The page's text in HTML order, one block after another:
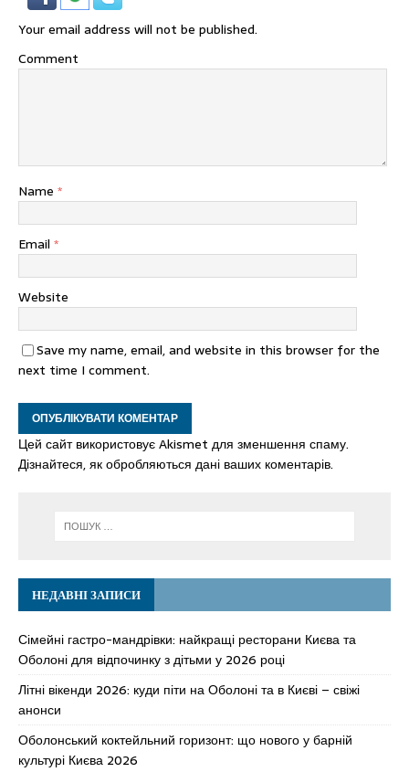
Your email address will not be published.
Comment
Name *
Email *
Website
Save my name, email, and website in this browser for the
next time I comment.
Цей сайт використовує Akismet для зменшення спаму.
Дізнайтеся, як обробляються дані ваших коментарів.
НЕДАВНІ ЗАПИСИ
Сімейні гастро-мандрівки: найкращі ресторани Києва та
Оболоні для відпочинку з дітьми у 2026 році
Літні вікенди 2026: куди піти на Оболоні та в Києві – свіжі
анонси
Оболонський коктейльний горизонт: що нового у барній
культурі Києва 2026